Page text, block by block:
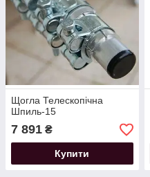
Щогла Телескопічна
Шпиль-15
7 891 ₴
Купити